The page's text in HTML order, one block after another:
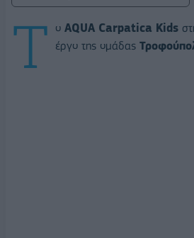
Τ ο AQUA Carpatica Kids
έργο της ομάδας